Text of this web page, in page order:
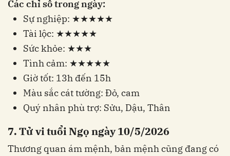
Các chỉ số trong ngày:
Sự nghiệp: ★★★★★
Tài lộc: ★★★★★
Sức khỏe: ★★★
Tình cảm: ★★★★★
Giờ tốt: 13h đến 15h
Màu sắc cát tường: Đỏ, cam
Quý nhân phù trợ: Sửu, Dậu, Thân
7. Tử vi tuổi Ngọ ngày 10/5/2026
Thương quan ám mệnh, bản mệnh cũng đang có